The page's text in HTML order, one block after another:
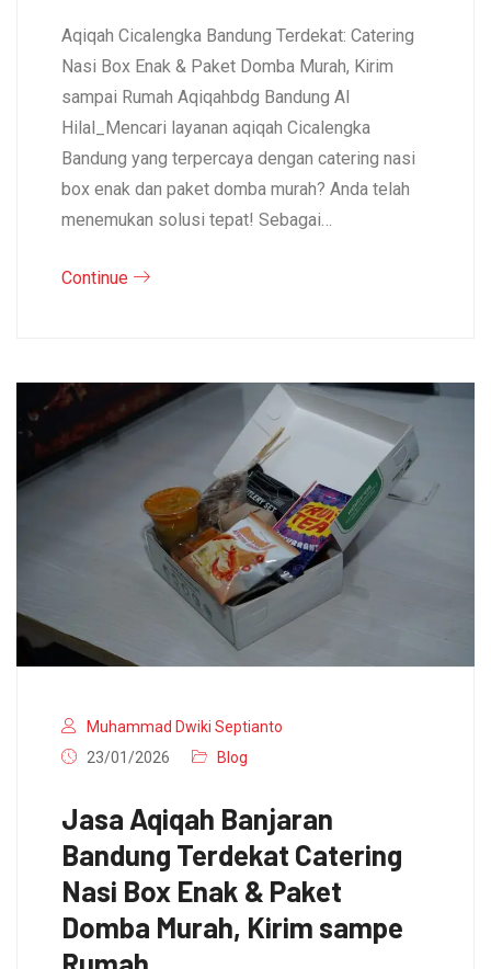
Aqiqah Cicalengka Bandung Terdekat: Catering
Nasi Box Enak & Paket Domba Murah, Kirim
sampai Rumah Aqiqahbdg Bandung Al
Hilal_Mencari layanan aqiqah Cicalengka
Bandung yang terpercaya dengan catering nasi
box enak dan paket domba murah? Anda telah
menemukan solusi tepat! Sebagai…
Continue
Muhammad Dwiki Septianto
23/01/2026
Blog
Jasa Aqiqah Banjaran
Bandung Terdekat Catering
Nasi Box Enak & Paket
Domba Murah, Kirim sampe